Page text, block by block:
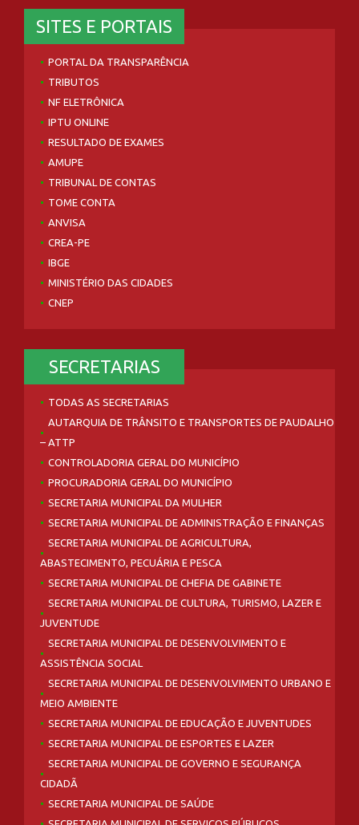
SITES E PORTAIS
PORTAL DA TRANSPARÊNCIA
TRIBUTOS
NF ELETRÔNICA
IPTU ONLINE
RESULTADO DE EXAMES
AMUPE
TRIBUNAL DE CONTAS
TOME CONTA
ANVISA
CREA-PE
IBGE
MINISTÉRIO DAS CIDADES
CNEP
SECRETARIAS
TODAS AS SECRETARIAS
AUTARQUIA DE TRÂNSITO E TRANSPORTES DE PAUDALHO
– ATTP
CONTROLADORIA GERAL DO MUNICÍPIO
PROCURADORIA GERAL DO MUNICÍPIO
SECRETARIA MUNICIPAL DA MULHER
SECRETARIA MUNICIPAL DE ADMINISTRAÇÃO E FINANÇAS
SECRETARIA MUNICIPAL DE AGRICULTURA,
ABASTECIMENTO, PECUÁRIA E PESCA
SECRETARIA MUNICIPAL DE CHEFIA DE GABINETE
SECRETARIA MUNICIPAL DE CULTURA, TURISMO, LAZER E
JUVENTUDE
SECRETARIA MUNICIPAL DE DESENVOLVIMENTO E
ASSISTÊNCIA SOCIAL
SECRETARIA MUNICIPAL DE DESENVOLVIMENTO URBANO E
MEIO AMBIENTE
SECRETARIA MUNICIPAL DE EDUCAÇÃO E JUVENTUDES
SECRETARIA MUNICIPAL DE ESPORTES E LAZER
SECRETARIA MUNICIPAL DE GOVERNO E SEGURANÇA
CIDADÃ
SECRETARIA MUNICIPAL DE SAÚDE